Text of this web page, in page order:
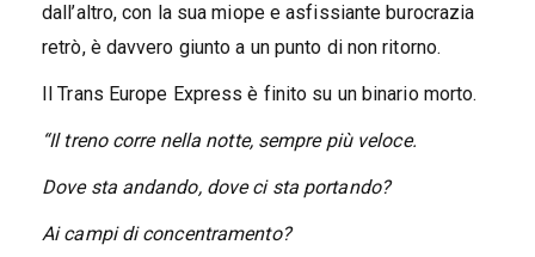
dall’altro, con la sua miope e asfissiante burocrazia
retrò, è davvero giunto a un punto di non ritorno.
Il Trans Europe Express è finito su un binario morto.
“Il treno corre nella notte, sempre più veloce.
Dove sta andando, dove ci sta portando?
Ai campi di concentramento?